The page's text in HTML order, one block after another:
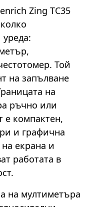
Zing TC35
Той
на запълване
на
ръчно или
е компактен,
и графична
екрана и
работата в
на мултиметъра